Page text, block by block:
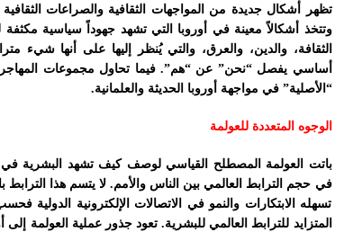
تظهر أشكال جديدة من المواجهات الثقافية والصراعات الثقافية
وتتخذ أشكالاً معينة في أوروبا التي تشهد جهوداً سياسية مكثفة
الثقافة، والدين، والعرق، والتي يُنظر إليها على أنها شيء
أساسي يفصل “نحن” عن “هم”. فيما تحاول مجموعات المهاجرين
“الأصلية” في مواجهة أوروبا الحديثة والعلمانية.
الوجوه المتعددة للعولمة
باتت العولمة المصطلح القياسي لوصف كيف تشهد البشرية في
في حجم الترابط العالمي بين الناس والأمم. لا يتسم هذا الترابط
تسهله الابتكارات والنمو في الاتصالات الإلكترونية الدولية
المتزايد للترابط العالمي للبشرية. تعود جذور عملية العولمة